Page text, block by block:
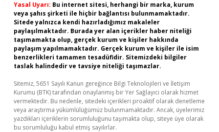
Yasal Uyarı: Bu internet sitesi, herhangi bir marka, kurum
veya şahıs şirketi ile hiçbir bağlantısı bulunmamaktadır.
Sitede yalnızca kendi hazırladığımız makaleler
paylaşılmaktadır. Burada yer alan içerikler haber niteliği
taşımamakta olup, gerçek kurum ve kişiler hakkında
paylaşım yapılmamaktadır. Gerçek kurum ve kişiler ile isim
benzerlikleri tamamen tesadüfidir. Sitemizdeki bilgiler
taslak halindedir ve tavsiye niteliği taşımazlar.
Sitemiz, 5651 Sayılı Kanun gereğince Bilgi Teknolojileri ve İletişim
Kurumu (BTK) tarafından onaylanmış bir Yer Sağlayıcı olarak hizmet
vermektedir. Bu nedenle, sitedeki içerikleri proaktif olarak denetleme
veya araştırma yükümlülüğümüz bulunmamaktadır. Ancak, üyelerimiz
yazdıkları içeriklerin sorumluluğunu taşımakta olup, siteye üye olarak
bu sorumluluğu kabul etmiş sayılırlar.